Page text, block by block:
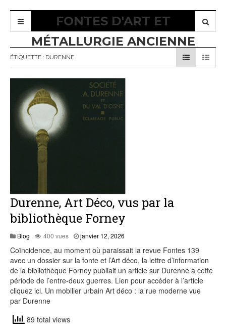
FONTES D'ART ET
MÉTALLURGIE ANCIENNE
ÉTIQUETTE : DURENNE
Durenne, Art Déco, vus par la
bibliothèque Forney
Blog 400 vues janvier 12, 2026
Coïncidence, au moment où paraissait la revue Fontes 139
avec un dossier sur la fonte et l’Art déco, la lettre d’information
de la bibliothèque Forney publiait un article sur Durenne à cette
période de l’entre-deux guerres. Lien pour accéder à l’article
cliquez ici. Un mobilier urbain Art déco : la rue moderne vue
par Durenne
89 total views